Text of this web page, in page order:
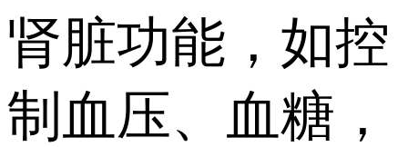
肾脏功能，如控
制血压、血糖，